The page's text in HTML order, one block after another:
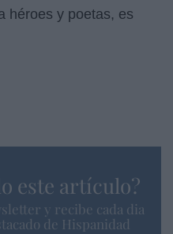
héroes y poetas, es
este artículo?
y recibe cada dia
de Hispanidad